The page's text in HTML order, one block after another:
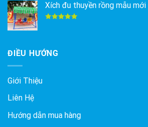
Xích đu thuyền rồng mẫu
ĐIỀU HƯỚNG
Giới Thiệu
Liên Hệ
Hướng dẫn mua hàng